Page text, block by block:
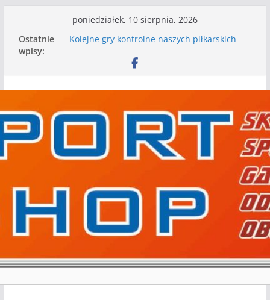
treści
poniedziałek, 10 sierpnia, 2026
Ostatnie
wpisy:
Nasze piłkarskie zespoły w toku przygotowań
do sezonu. Kolejne gry kontrolne przed nimi
Kolejne gry kontrolne naszych piłkarskich
zespołów za nami
Gwdzie Wielkiej
granie przed nami
Mecz o wygraną w I Edycji Lidze Szóstek Piłki
Nożnej